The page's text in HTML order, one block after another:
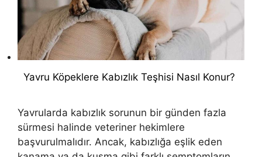
Yavru Köpeklere Kabızlık Teşhisi Nasıl Konur?
Yavrularda kabızlık sorunun bir günden fazla
sürmesi halinde veteriner hekimlere
başvurulmalıdır. Ancak, kabızlığa eşlik eden